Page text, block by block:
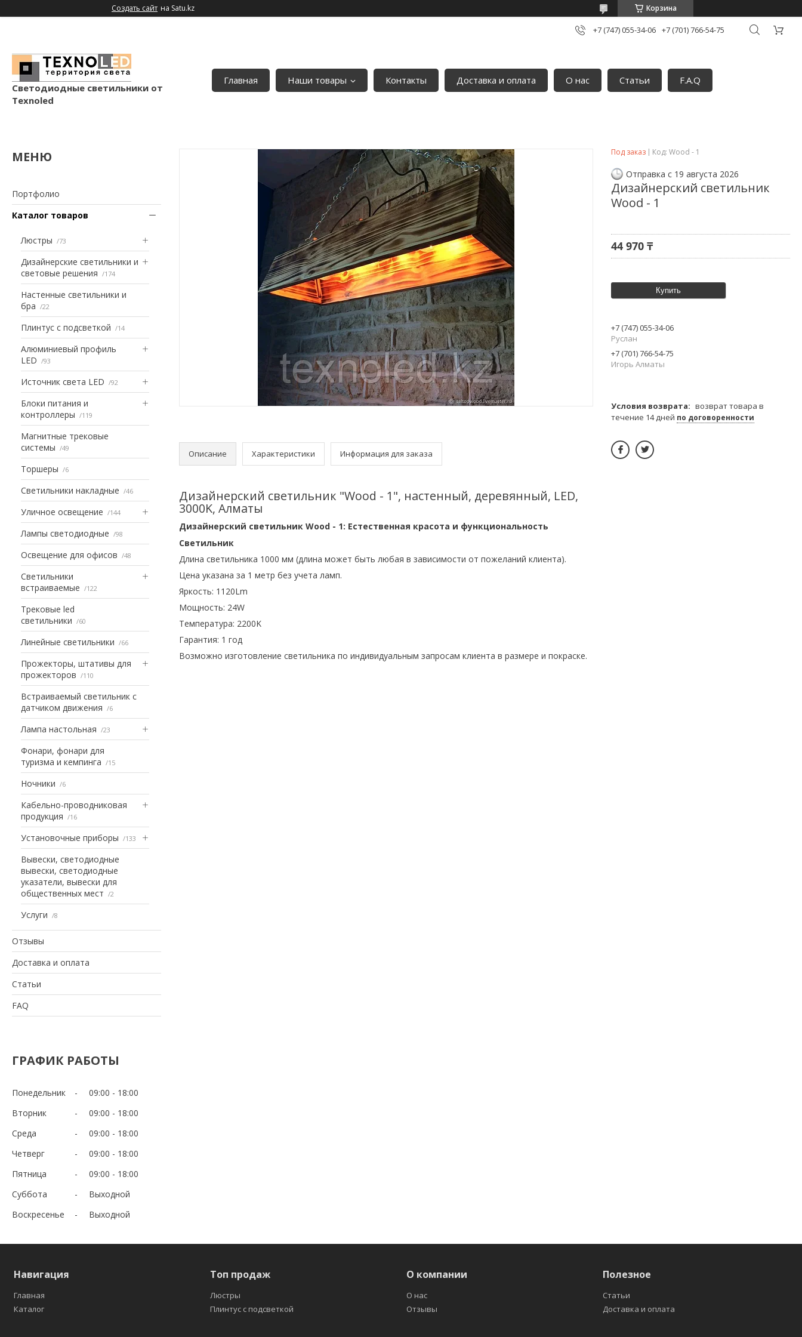
Создать сайт на Satu.kz Корзина
+7 (747) 055-34-06 +7 (701) 766-54-75
Светодиодные светильники от
Texnoled
Главная Наши товары Контакты Доставка и оплата О нас Статьи F.A.Q
Портфолио
Каталог товаров
Люстры 73
Дизайнерские светильники и
световые решения
174
Настенные светильники и
бра
22
Плинтус с подсветкой 14
Алюминиевый профиль
LED
93
Источник света LED 92
Блоки питания и
контроллеры
119
Магнитные трековые
системы
49
Торшеры 6
Светильники накладные 46
Уличное освещение 144
Лампы светодиодные 98
Освещение для офисов 48
Светильники
встраиваемые
122
Трековые led
светильники
60
Линейные светильники 66
Прожекторы, штативы для
прожекторов
110
Встраиваемый светильник с
датчиком движения
6
Лампа настольная 23
Фонари, фонари для
туризма и кемпинга
15
Ночники 6
Кабельно-проводниковая
продукция
16
Установочные приборы 133
Вывески, светодиодные
вывески, светодиодные
указатели, вывески для
общественных мест
2
Услуги 8
Отзывы
Доставка и оплата
Статьи
FAQ
ГРАФИК РАБОТЫ
Понедельник 09:00
18:00
Вторник
09:00
18:00
Среда
09:00
18:00
Четверг
09:00
18:00
Пятница
09:00
18:00
Суббота
Выходной
Воскресенье
Выходной
Описание Характеристики Информация для заказа
Дизайнерский светильник "Wood - 1", настенный, деревянный, LED,
3000K, Алматы
Дизайнерский светильник Wood - 1: Естественная красота и функциональность
Светильник
Длина светильника 1000 мм (длина может быть любая в зависимости от пожеланий клиента).
Цена указана за 1 метр без учета ламп.
Яркость: 1120Lm
Мощность: 24W
Температура: 2200K
Гарантия: 1 год
Возможно изготовление светильника по индивидуальным запросам клиента в размере и покраске.
Под заказ Код: Wood - 1
Отправка с 19 августа 2026
Дизайнерский светильник
Wood - 1
44 970 ₸
Купить
+7 (747) 055-34-06
Руслан
+7 (701) 766-54-75
Игорь Алматы
возврат товара в
течение 14 дней по договоренности
Навигация
Главная
Каталог
Топ продаж
Люстры
Плинтус с подсветкой
О компании
О нас
Отзывы
Полезное
Статьи
Доставка и оплата